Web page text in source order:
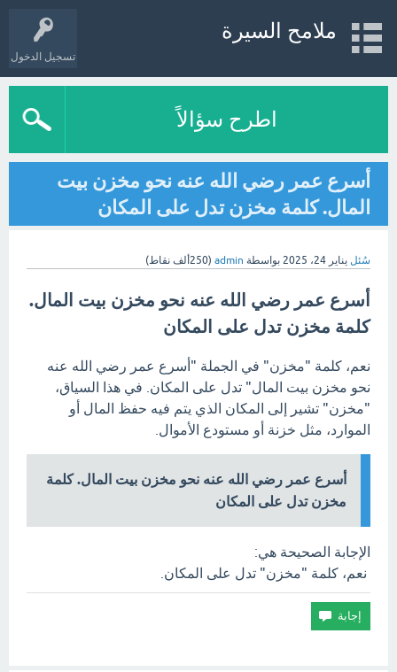
تسجيل الدخول
ملامح السيرة
اطرح سؤالاً
أسرع عمر رضي الله عنه نحو مخزن بيت
المال. كلمة مخزن تدل على المكان
سُئل يناير 24، 2025 بواسطة admin
(250ألف نقاط)
أسرع عمر رضي الله عنه نحو مخزن بيت المال.
كلمة مخزن تدل على المكان
نعم، كلمة "مخزن" في الجملة "أسرع عمر رضي الله عنه
نحو مخزن بيت المال" تدل على المكان. في هذا السياق،
"مخزن" تشير إلى المكان الذي يتم فيه حفظ المال أو
الموارد، مثل خزنة أو مستودع الأموال.
أسرع عمر رضي الله عنه نحو مخزن بيت المال. كلمة
مخزن تدل على المكان
الإجابة الصحيحة هي:
نعم، كلمة "مخزن" تدل على المكان.